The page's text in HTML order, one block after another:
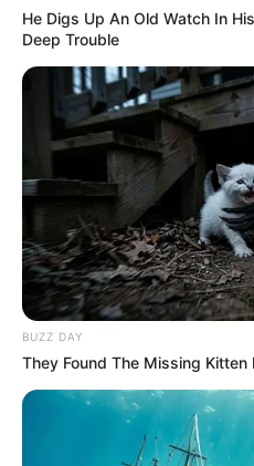
He Digs Up An Old Watch In
Deep Trouble
BUZZ DAY
They Found The Missing